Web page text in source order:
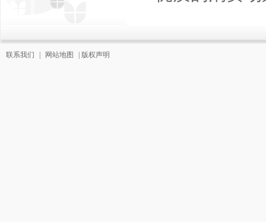
联系我们 网站地图 版权声明